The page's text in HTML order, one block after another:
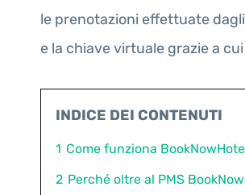
le prenotazioni effettuate
e la chiave virtuale grazie a
INDICE DEI CONTENUTI
1 Come funziona
2 Perché oltre al PMS